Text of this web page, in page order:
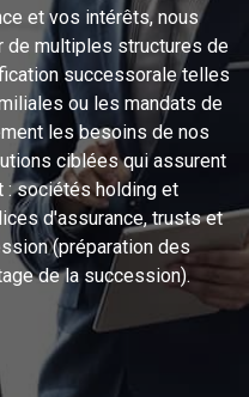
et vos intérêts, nous
de multiples structures de
successorale telles
ou les mandats de
les besoins de nos
ciblées qui assurent
: sociétés holding et
d'assurance, trusts et
(préparation des
de la succession).